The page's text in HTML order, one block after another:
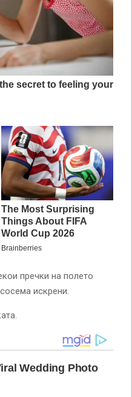
пречки на полето
искрени.